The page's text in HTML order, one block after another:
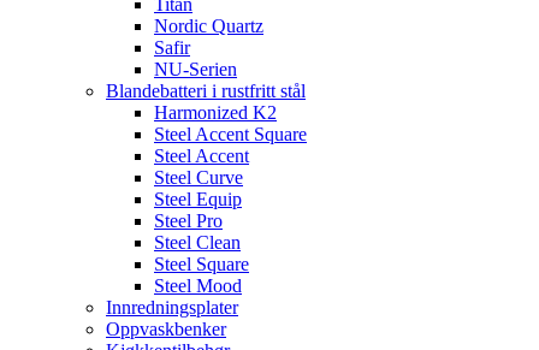
Titan
Nordic Quartz
Safir
NU-Serien
Blandebatteri i rustfritt stål
Harmonized K2
Steel Accent Square
Steel Accent
Steel Curve
Steel Equip
Steel Pro
Steel Clean
Steel Square
Steel Mood
Innredningsplater
Oppvaskbenker